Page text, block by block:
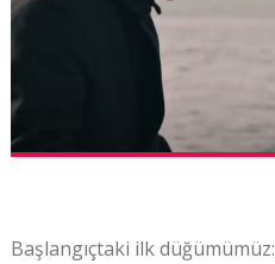
Başlangıçtaki ilk düğümümüz: